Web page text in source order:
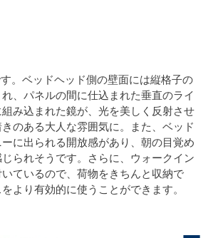
。ベッドヘッド側の壁面には縦格子の
、パネルの間に仕込まれた垂直のライ
み込まれた鏡が、光を美しく反射させ
のある大人な雰囲気に。また、ベッド
に出られる開放感があり、朝の目覚め
られそうです。さらに、ウォークイン
ているので、荷物をきちんと収納で
より有効的に使うことができます。